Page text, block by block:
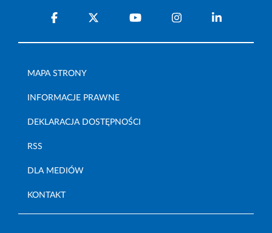
MAPA STRONY
INFORMACJE PRAWNE
DEKLARACJA DOSTĘPNOŚCI
RSS
DLA MEDIÓW
KONTAKT